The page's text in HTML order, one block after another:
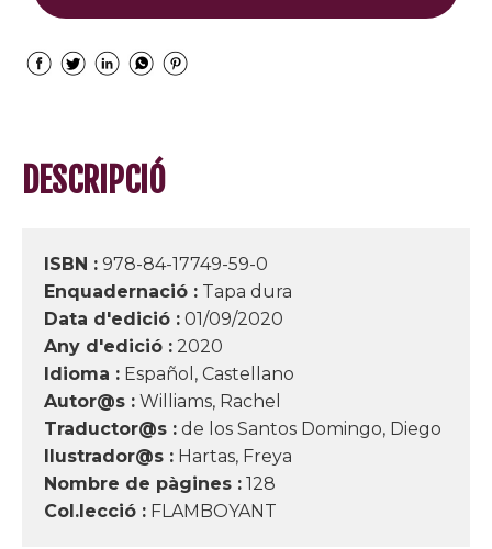
DESCRIPCIÓ
ISBN : 978-84-17749-59-0
Enquadernació : Tapa dura
Data d'edició : 01/09/2020
Any d'edició : 2020
Idioma : Español, Castellano
Autor@s : Williams, Rachel
Traductor@s : de los Santos Domingo, Diego
Ilustrador@s : Hartas, Freya
Nombre de pàgines : 128
Col.lecció : FLAMBOYANT